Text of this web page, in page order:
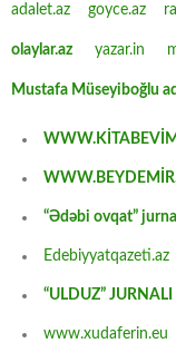
adalet.az goyce.az
olaylar.az yazar.in
Mustafa Müseyiboğlu
“Ədəbi ovqat”
Edebiyyatqazeti.az
“ULDUZ” JURNALI
www.xudaferin.eu